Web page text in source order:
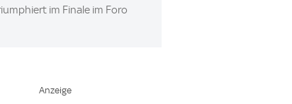
im Finale im Foro